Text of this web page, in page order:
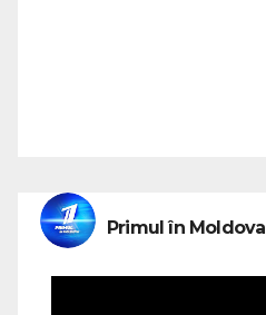
Primul în Moldova